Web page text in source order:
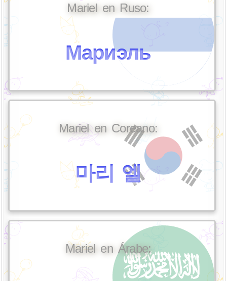
Mariel en Ruso:
Мариэль
Mariel en Coreano:
마리 엘
Mariel en Árabe: